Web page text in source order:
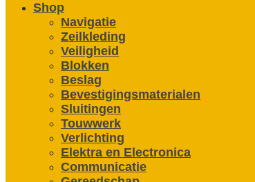
Shop
Navigatie
Zeilkleding
Veiligheid
Blokken
Beslag
Bevestigings­­materialen
Sluitingen
Touwwerk
Verlichting
Elektra en Electronica
Communicatie